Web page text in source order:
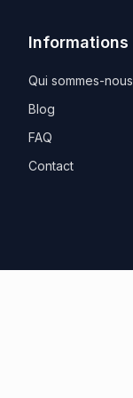
Informations
Qui sommes-nous
Blog
FAQ
Contact